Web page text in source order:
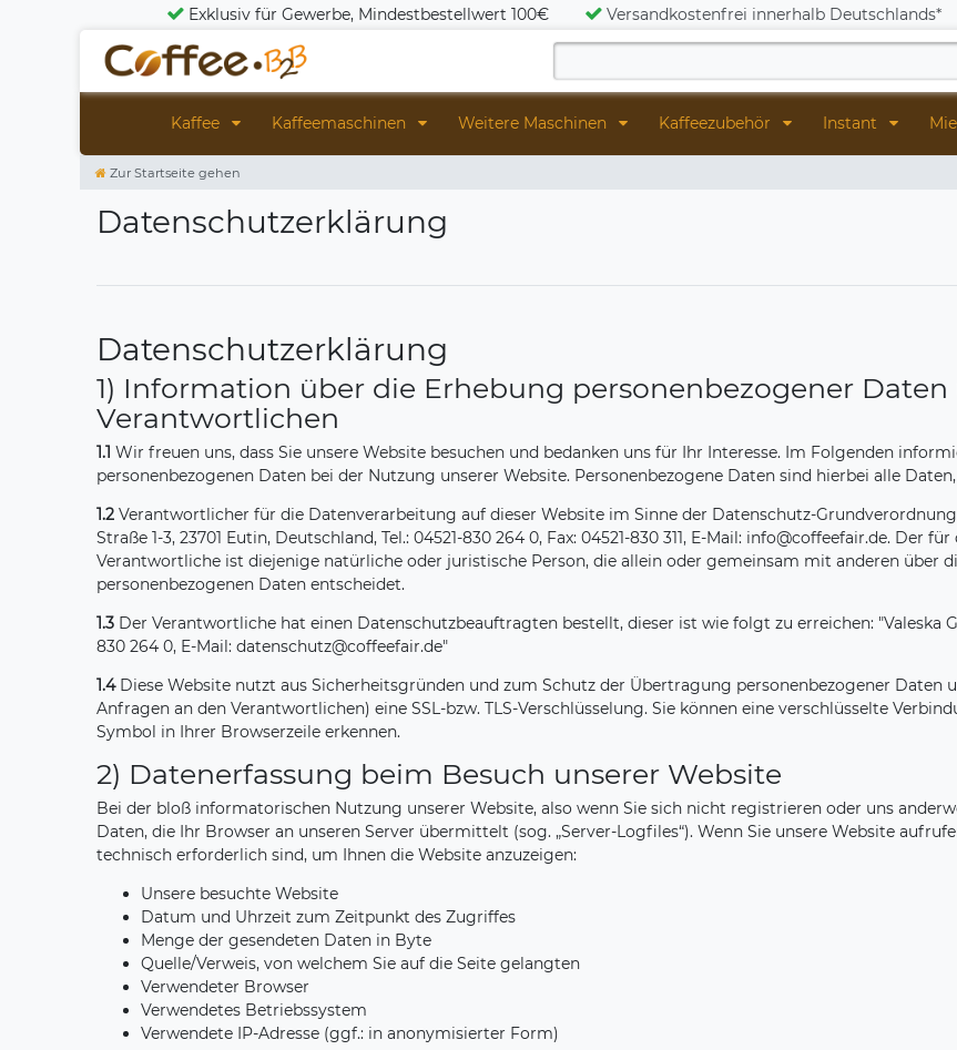
Exklusiv für Gewerbe, Mindestbestellwert 100€ Versandkostenfrei innerhalb Deutschlands*
Kaffee Kaffeemaschinen Weitere Maschinen Kaffeezubehör Instant
Zur Startseite gehen
Daten­schutz­erklärung
Datenschutzerklärung
1) Information über die Erhebung personenbezogener
Verantwortlichen
1.1 Wir freuen uns, dass Sie unsere Website besuchen und bedanken uns für Ihr Interesse. Im Folgenden
personenbezogenen Daten bei der Nutzung unserer Website. Personenbezogene Daten sind hierbei alle
1.2 Verantwortlicher für die Datenverarbeitung auf dieser Website im Sinne der Datenschutz-Grundverordnung
Straße 1-3, 23701 Eutin, Deutschland, Tel.: 04521-830 264 0, Fax: 04521-830 311, E-Mail: info@coffeefair.de. Der
Verantwortliche ist diejenige natürliche oder juristische Person, die allein oder gemeinsam mit anderen über
personenbezogenen Daten entscheidet.
1.3 Der Verantwortliche hat einen Datenschutzbeauftragten bestellt, dieser ist wie folgt zu erreichen: "Valeska
830 264 0, E-Mail: datenschutz@coffeefair.de"
1.4Diese Website nutzt aus Sicherheitsgründen und zum Schutz der Übertragung personenbezogener Daten
Anfragen an den Verantwortlichen) eine SSL-bzw. TLS-Verschlüsselung. Sie können eine verschlüsselte
Symbol in Ihrer Browserzeile erkennen.
2) Datenerfassung beim Besuch unserer Website
Bei der bloß informatorischen Nutzung unserer Website, also wenn Sie sich nicht registrieren oder uns
Daten, die Ihr Browser an unseren Server übermittelt (sog. „Server-Logfiles“). Wenn Sie unsere Website
technisch erforderlich sind, um Ihnen die Website anzuzeigen:
Unsere besuchte Website
Datum und Uhrzeit zum Zeitpunkt des Zugriffes
Menge der gesendeten Daten in Byte
Quelle/Verweis, von welchem Sie auf die Seite gelangten
Verwendeter Browser
Verwendetes Betriebssystem
Verwendete IP-Adresse (ggf.: in anonymisierter Form)